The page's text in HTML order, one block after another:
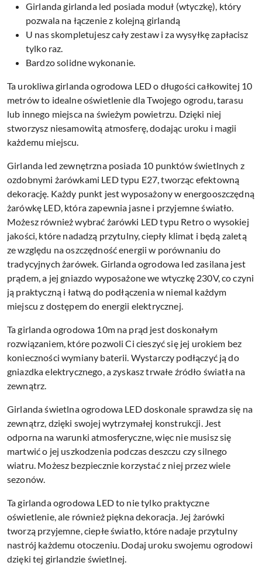
Girlanda girlanda led posiada moduł (wtyczkę), który
pozwala na łączenie z kolejną girlandą
U nas skompletujesz cały zestaw i za wysyłkę zapłacisz
tylko raz.
Bardzo solidne wykonanie.
Ta urokliwa girlanda ogrodowa LED o długości całkowitej 10
metrów to idealne oświetlenie dla Twojego ogrodu, tarasu
lub innego miejsca na świeżym powietrzu. Dzięki niej
stworzysz niesamowitą atmosferę, dodając uroku i magii
każdemu miejscu.
Girlanda led zewnętrzna posiada 10 punktów świetlnych z
ozdobnymi żarówkami LED typu E27, tworząc efektowną
dekorację. Każdy punkt jest wyposażony w energooszczędną
żarówkę LED, która zapewnia jasne i przyjemne światło.
Możesz również wybrać żarówki LED typu Retro o wysokiej
jakości, które nadadzą przytulny, ciepły klimat i będą zaletą
ze względu na oszczędność energii w porównaniu do
tradycyjnych żarówek. Girlanda ogrodowa led zasilana jest
prądem, a jej gniazdo wyposażone we wtyczkę 230V, co czyni
ją praktyczną i łatwą do podłączenia w niemal każdym
miejscu z dostępem do energii elektrycznej.
Ta girlanda ogrodowa 10m na prąd jest doskonałym
rozwiązaniem, które pozwoli Ci cieszyć się jej urokiem bez
konieczności wymiany baterii. Wystarczy podłączyć ją do
gniazdka elektrycznego, a zyskasz trwałe źródło światła na
zewnątrz.
Girlanda świetlna ogrodowa LED doskonale sprawdza się na
zewnątrz, dzięki swojej wytrzymałej konstrukcji. Jest
odporna na warunki atmosferyczne, więc nie musisz się
martwić o jej uszkodzenia podczas deszczu czy silnego
wiatru. Możesz bezpiecznie korzystać z niej przez wiele
sezonów.
Ta girlanda ogrodowa LED to nie tylko praktyczne
oświetlenie, ale również piękna dekoracja. Jej żarówki
tworzą przyjemne, ciepłe światło, które nadaje przytulny
nastrój każdemu otoczeniu. Dodaj uroku swojemu ogrodowi
dzięki tej girlandzie świetlnej.